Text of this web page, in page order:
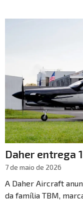
Daher entrega
7 de maio de 2026
A Daher Aircraft
da família TBM,